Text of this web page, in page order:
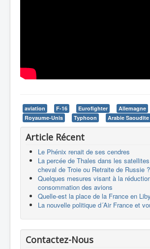
aviation F-16 Eurofighter Allemagne
Royaume-Unis
Typhoon Arabie Saoudite
Article Récent
Le Phénix renait de ses cendres
La percée de Thales dans les
cheval de Troie ou Retraite de Russie ?
Quelques mesures visant à la
consommation des avions
Quelle-est la place de la France en
La nouvelle politique d´Air France et
Contactez-Nous